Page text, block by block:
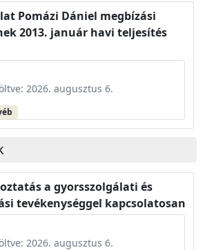
Pomázi Dániel megbízási
2013. január havi teljesítés
2026. augusztus 6.
a gyorsszolgálati és
tevékenységgel kapcsolatosan
2026. augusztus 6.